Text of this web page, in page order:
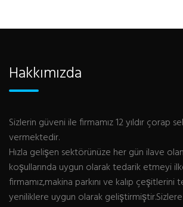
Hakkımızda
Sizlerin güveni ile firmamız 12 yıldır çorap
vermektedir.
Hızla gelişen sektörünüze her gün ilave olan
koşullarında uygun olarak tedarik etmeyi
firmamız,makina parkını ve kalıp çeşitlerini
yeniliklere uygun olarak